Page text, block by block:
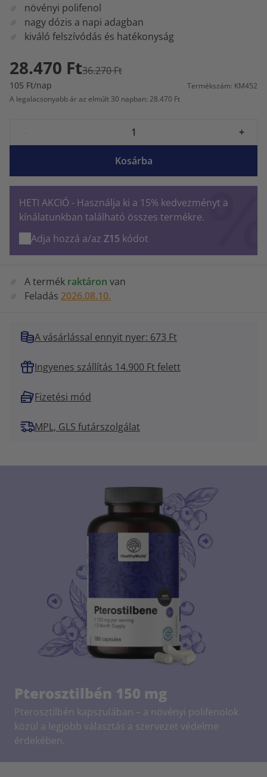
növényi polifenol
nagy dózis a napi adagban
kiváló felszívódás és hatékonyság
28.470 Ft36.270 Ft
105 Ft/nap
Termékszám: KM452
A legalacsonyabb ár az elmúlt 30 napban: 28.470 Ft
+
Kosárba
HETI AKCIÓ - Használja ki a 15% kedvezményt a
kínálatunkban található összes termékre.
Adja hozzá a/az Z15 kódot
A termék raktáron van
Feladás 2026.08.10.
A vásárlással ennyit nyer: 673 Ft
Ingyenes szállítás 14.900 Ft felett
Fizetési mód
MPL, GLS futárszolgálat
Pterosztilbén 150 mg
Pterosztilbén kapszulában – a növényi polifenolok
közül a legjobb választás a szervezet védelme
érdekében.